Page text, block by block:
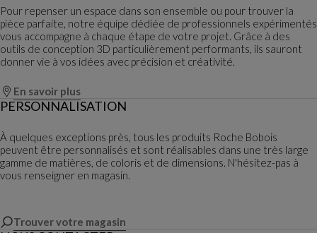
Pour repenser un espace dans son ensemble ou pour trouver la
pièce parfaite, notre équipe dédiée de professionnels expérimentés
vous accompagne à chaque étape de votre projet. Grâce à des
outils de conception 3D particulièrement performants, ils sauront
donner vie à vos idées avec précision et créativité.
En savoir plus
PERSONNALISATION
À quelques exceptions près, tous les produits Roche Bobois
peuvent être personnalisés et sont réalisables dans une très large
gamme de matières, de coloris et de dimensions. N'hésitez-pas à
vous renseigner en magasin.
Trouver votre magasin